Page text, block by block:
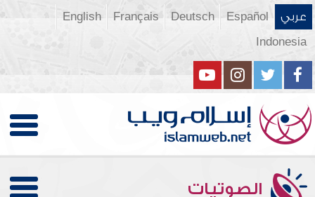
عربي Español
Deutsch
Français
English
Indonesia
الصوتيات